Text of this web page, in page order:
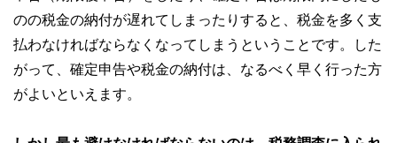
のの税金の納付が遅れてしまったりすると、税金を多く支
払わなければならなくなってしまうということです。した
がって、確定申告や税金の納付は、なるべく早く行った方
がよいといえます。